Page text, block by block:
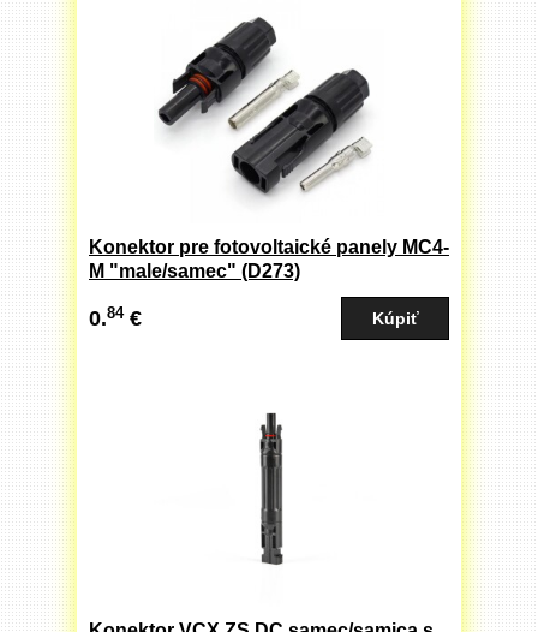
Konektor pre fotovoltaické panely MC4-
M "male/samec" (D273)
0.84€